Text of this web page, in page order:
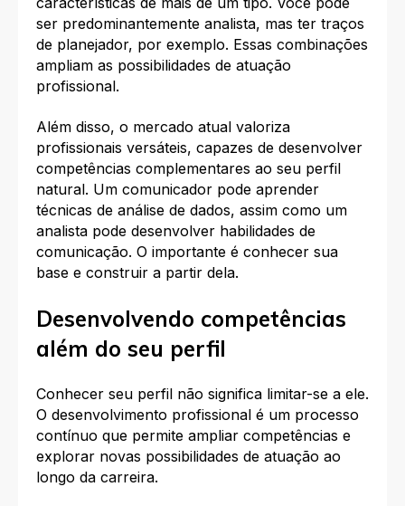
ser predominantemente analista, mas ter traços
de planejador, por exemplo. Essas combinações
ampliam as possibilidades de atuação
profissional.​
Além disso, o mercado atual valoriza
profissionais versáteis, capazes de desenvolver
competências complementares ao seu perfil
natural. Um comunicador pode aprender
técnicas de análise de dados, assim como um
analista pode desenvolver habilidades de
comunicação. O importante é conhecer sua
base e construir a partir dela.​
Desenvolvendo competências
além do seu perfil
Conhecer seu perfil não significa limitar-se a ele.
O desenvolvimento profissional é um processo
contínuo que permite ampliar competências e
explorar novas possibilidades de atuação ao
longo da carreira.​